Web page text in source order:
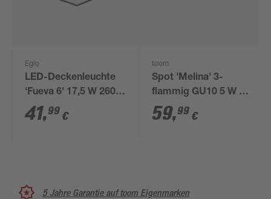
Eglo
LED-Deckenleuchte
'Fueva 6' 17,5 W 2600
lm warmweiß bis
tageslichtweiß 39 x
41,99 €
toom
Spot 'Melina' 3-
flammig GU10 5 W Ø
52 x 13,5 cm
59,99 €
5 Jahre Garantie auf toom Eigenmarken